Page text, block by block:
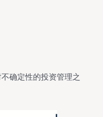
确定性的投资管理之